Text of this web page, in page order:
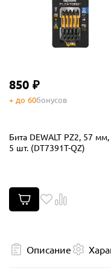
850 ₽
+ до 60бонусов
Бита DEWALT PZ2, 57 мм,
5 шт. (DT7391T-QZ)
Описание